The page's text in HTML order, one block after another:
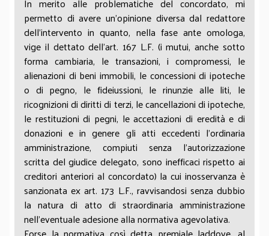
permetto di avere un’opinione diversa dal redattore
dell'intervento in quanto, nella fase ante omologa,
vige il dettato dell’art. 167 L.F. (i mutui, anche sotto
forma cambiaria, le transazioni, i compromessi, le
alienazioni di beni immobili, le concessioni di ipoteche
o di pegno, le fideiussioni, le rinunzie alle liti, le
ricognizioni di diritti di terzi, le cancellazioni di ipoteche,
le restituzioni di pegni, le accettazioni di eredità e di
donazioni e in genere gli atti eccedenti l'ordinaria
amministrazione, compiuti senza l'autorizzazione
scritta del giudice delegato, sono inefficaci rispetto ai
creditori anteriori al concordato) la cui inosservanza è
sanzionata ex art. 173 L.F., ravvisandosi senza dubbio
la natura di atto di straordinaria amministrazione
nell’eventuale adesione alla normativa agevolativa.